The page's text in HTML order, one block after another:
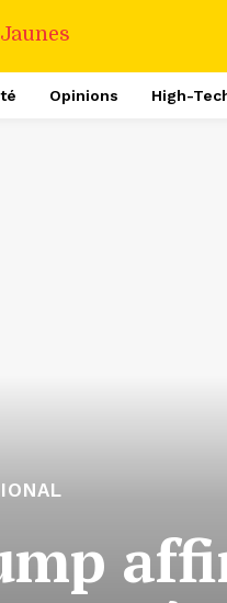
Opinions High-